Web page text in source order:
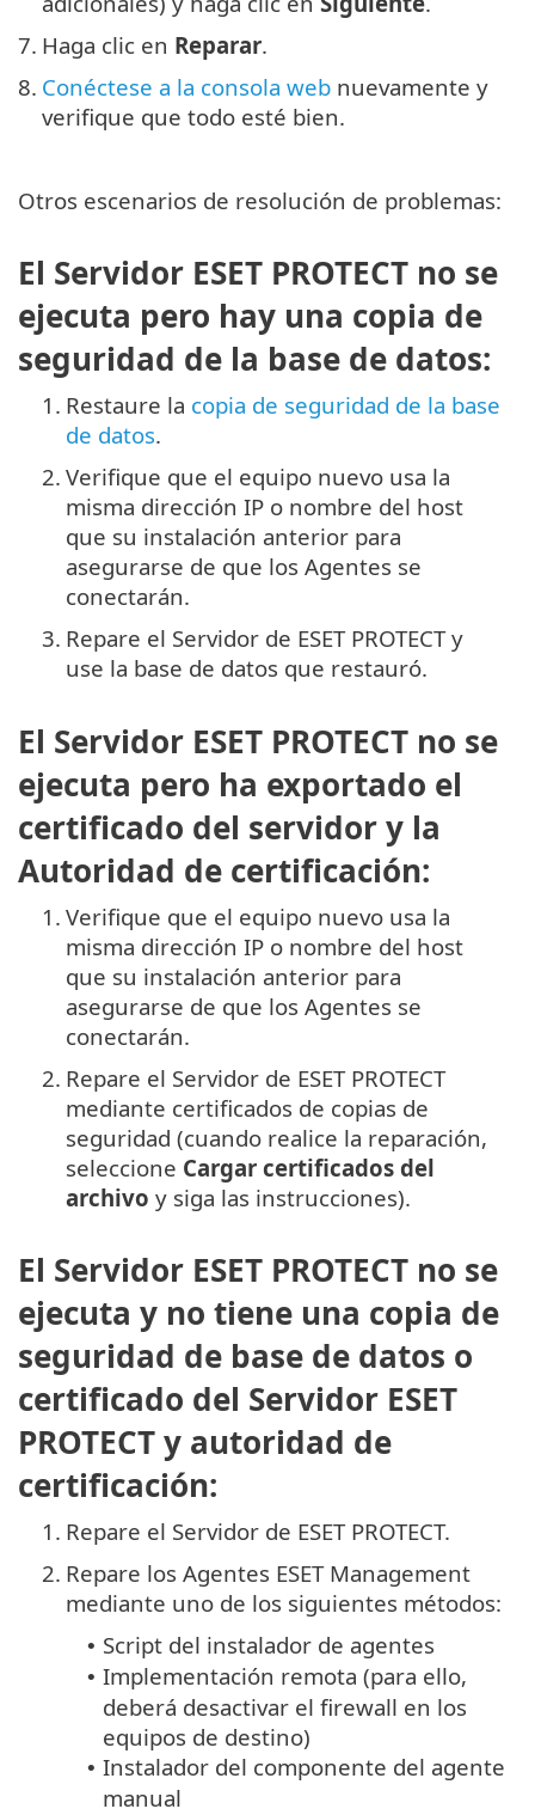
7. Haga clic en Reparar.
8. Conéctese a la consola web nuevamente y
verifique que todo esté bien.
Otros escenarios de resolución de problemas:
El Servidor ESET PROTECT no se
ejecuta pero hay una copia de
seguridad de la base de datos:
1. Restaure la copia de seguridad de la base
de datos.
2. Verifique que el equipo nuevo usa la
misma dirección IP o nombre del host
que su instalación anterior para
asegurarse de que los Agentes se
conectarán.
3. Repare el Servidor de ESET PROTECT y
use la base de datos que restauró.
El Servidor ESET PROTECT no se
ejecuta pero ha exportado el
certificado del servidor y la
Autoridad de certificación:
1. Verifique que el equipo nuevo usa la
misma dirección IP o nombre del host
que su instalación anterior para
asegurarse de que los Agentes se
conectarán.
2. Repare el Servidor de ESET PROTECT
mediante certificados de copias de
seguridad (cuando realice la reparación,
seleccione Cargar certificados del
archivo y siga las instrucciones).
El Servidor ESET PROTECT no se
ejecuta y no tiene una copia de
seguridad de base de datos o
certificado del Servidor ESET
PROTECT y autoridad de
certificación:
1. Repare el Servidor de ESET PROTECT.
2. Repare los Agentes ESET Management
mediante uno de los siguientes métodos:
• Script del instalador de agentes
• Implementación remota (para ello,
deberá desactivar el firewall en los
equipos de destino)
• Instalador del componente del agente
manual